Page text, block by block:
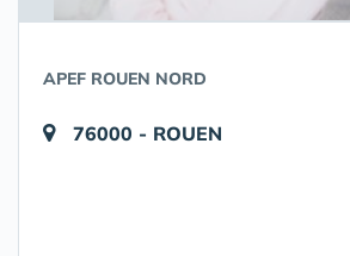
APEF ROUEN NORD
76000 - ROUEN